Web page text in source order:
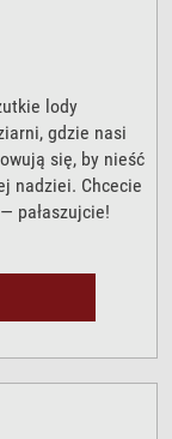
lody
gdzie nasi
się, by nieść
nadziei. Chcecie
pałaszujcie!